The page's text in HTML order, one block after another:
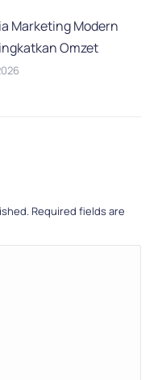
Marketing Modern
Omzet
Required fields are